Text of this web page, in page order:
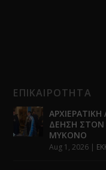
ΕΠΙΚΑΙΡΟΤΗΤΑ
ΔΕΗΣΗ ΣΤΟΝ
ΜΥΚΟΝΟ
Aug 1, 2026 |